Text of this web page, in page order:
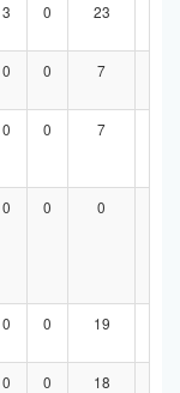
3 0 23
0 0 7
0 0 7
0 0 0
0 0 19
0 0 18